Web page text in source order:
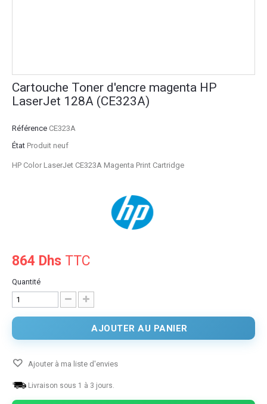
Cartouche Toner d'encre magenta HP
LaserJet 128A (CE323A)
Référence CE323A
État Produit neuf
HP Color LaserJet CE323A Magenta Print Cartridge
864 Dhs TTC
Quantité
AJOUTER AU PANIER
Ajouter à ma liste d'envies
Livraison sous 1 à 3 jours.